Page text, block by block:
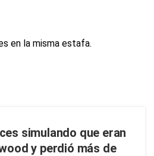
simulando que eran
y perdió más de